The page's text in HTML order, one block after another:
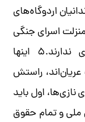
اردوگاه‌های
اسرای جنگی
محروم‌اند؛ درواقع هیچ منزلت حقوقی‌ای ندارند.۵ اینها
راستش
اول باید
ملی و تمام حقوق